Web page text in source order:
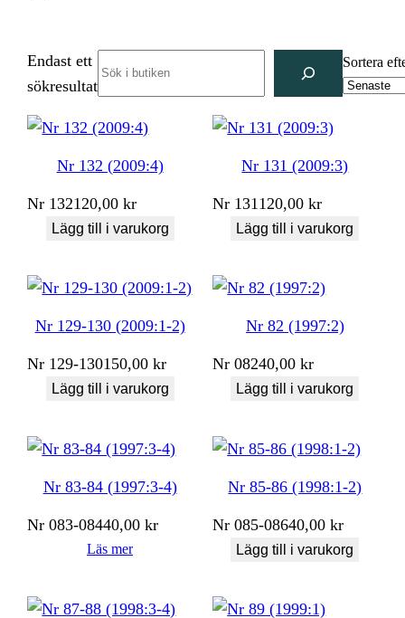
Endast ett
sökresultat
Sortera
Nr 132 (2009:4)
Nr 132120,00kr
Lägg till i varukorg
Nr 131 (2009:3)
Nr 131 120,00kr
Lägg till i varukorg
Nr 129-130 (2009:1-2)
Nr 129-130150,00kr
Lägg till i varukorg
Nr 82 (1997:2)
Nr 08240,00kr
Lägg till i varukorg
Nr 83-84 (1997:3-4)
Nr 083-08440,00kr
Läs mer
Nr 85-86 (1998:1-2)
Nr 085-08640,00kr
Lägg till i varukorg